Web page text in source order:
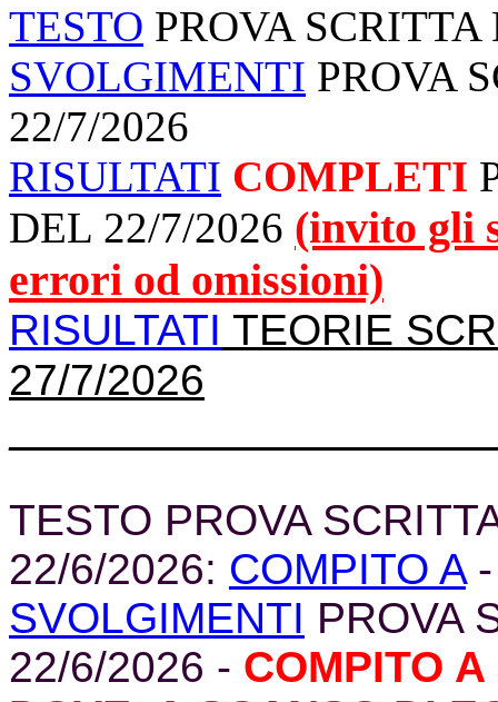
TESTO PROVA
SVOLGIMENTI PROVA
22/7/2026
RISULTATI COMPLETI
DEL 22/7/2026 (invito gli
errori od omissioni)
RISULTATI TEORIE
27/7/2026
TESTO PROVA
22/6/2026: COMPITO A
SVOLGIMENTI PROVA
22/6/2026 - COMPITO